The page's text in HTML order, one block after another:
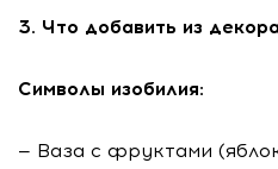
3. Что добавить из
Символы изобилия:
— Ваза с фруктами